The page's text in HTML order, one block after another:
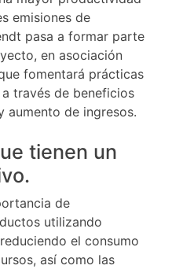
emisiones de
pasa a formar parte
en asociación
fomentará prácticas
través de beneficios
aumento de ingresos.
tienen un
de
utilizando
el consumo
así como las